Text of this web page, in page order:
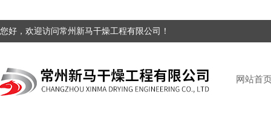
您好，欢迎访问常州新马干燥工程有限公司！
网站首